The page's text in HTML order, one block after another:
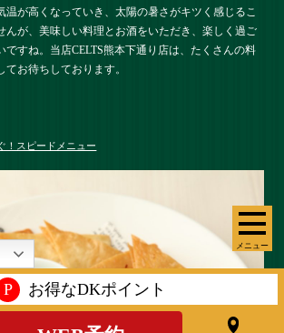
メニュー
温が高くなっていき、太陽の暑さがキツく感じるこ
んが、美味しい料理とお酒をいただき、楽しく過ご
ですね。当店CELTS熊本下通り店は、たくさんの料
お待ちしております。
！スピードメニュー
P お得なDKポイント